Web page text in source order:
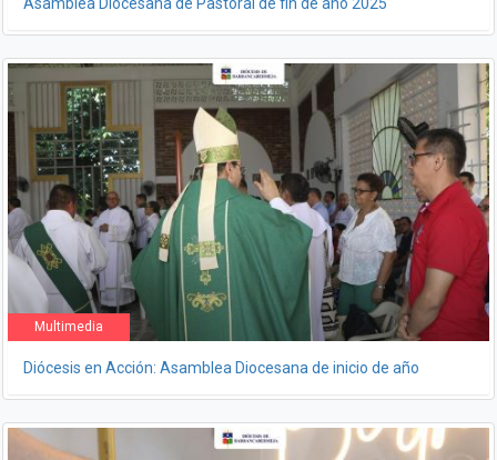
Multimedia
Diócesis en Acción: Asamblea Diocesana de inicio de año